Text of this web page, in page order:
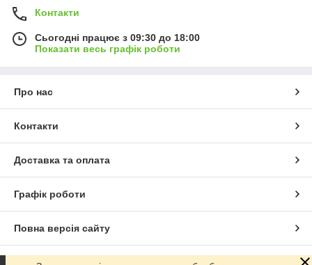
Контакти
Сьогодні працює з 09:30 до 18:00
Показати весь графік роботи
Про нас
Контакти
Доставка та оплата
Графік роботи
Повна версія сайту
Сайт створено на маркетплейсі Prom.ua